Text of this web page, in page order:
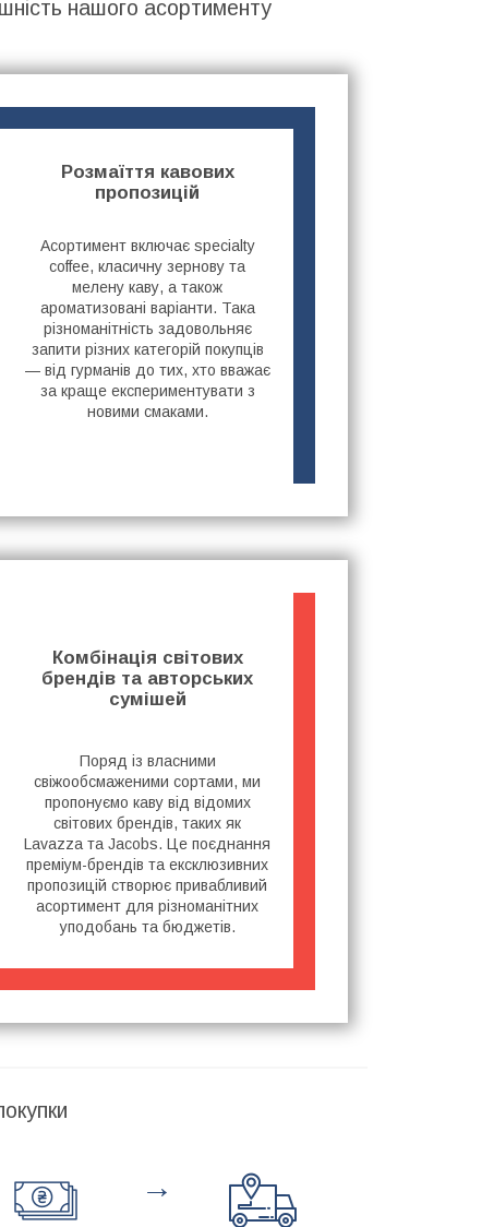
нашого асортименту
Розмаїття кавових
пропозицій
Асортимент включає specialty
coffee, класичну зернову та
мелену каву, а також
ароматизовані варіанти. Така
різноманітність задовольняє
запити різних категорій покупців
— від гурманів до тих, хто вважає
за краще експериментувати з
новими смаками.
Комбінація світових
брендів та авторських
сумішей
Поряд із власними
свіжообсмаженими сортами, ми
пропонуємо каву від відомих
світових брендів, таких як
Lavazza та Jacobs. Це поєднання
преміум-брендів та ексклюзивних
пропозицій створює привабливий
асортимент для різноманітних
уподобань та бюджетів.
→